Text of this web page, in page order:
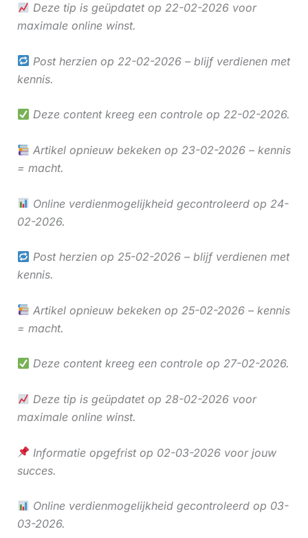
Deze tip is geüpdatet op 22-02-2026 voor
maximale online winst.
Post herzien op 22-02-2026 – blijf verdienen met
kennis.
Deze content kreeg een controle op 22-02-2026.
Artikel opnieuw bekeken op 23-02-2026 – kennis
= macht.
Online verdienmogelijkheid gecontroleerd op 24-
02-2026.
Post herzien op 25-02-2026 – blijf verdienen met
kennis.
Artikel opnieuw bekeken op 25-02-2026 – kennis
= macht.
Deze content kreeg een controle op 27-02-2026.
Deze tip is geüpdatet op 28-02-2026 voor
maximale online winst.
Informatie opgefrist op 02-03-2026 voor jouw
succes.
Online verdienmogelijkheid gecontroleerd op 03-
03-2026.